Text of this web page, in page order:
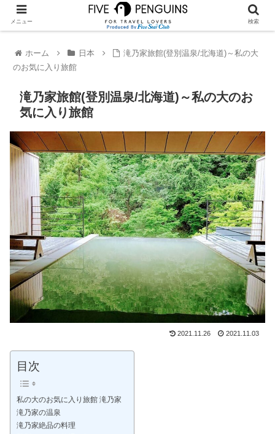
ホーム 日本
滝乃家旅館(登別温泉/北海道)～私の大
のお気に入り旅館
滝乃家旅館(登別温泉/北海道)～私の大のお
気に入り旅館
2021.11.26 2021.11.03
目次
私の大のお気に入り旅館 滝乃家
滝乃家の温泉
滝乃家絶品の料理
メニュー 検索